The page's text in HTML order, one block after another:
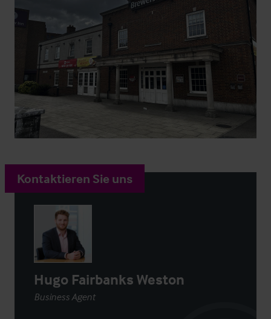
Kontaktieren Sie uns
Hugo Fairbanks Weston
Business Agent